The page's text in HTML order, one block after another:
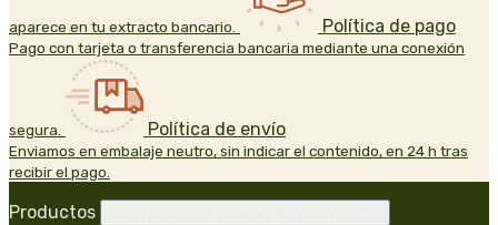
aparece en tu extracto bancario. Política de pago
Pago con tarjeta o transferencia bancaria mediante una conexión
segura. Política de envío
Enviamos en embalaje neutro, sin indicar el contenido, en 24 h tras
recibir el pago.
Productos